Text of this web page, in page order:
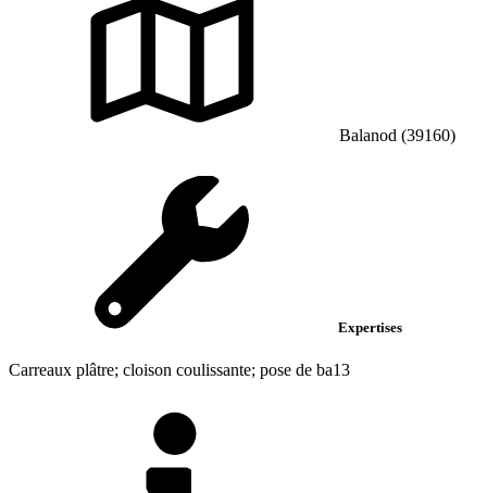
Balanod (39160)
Expertises
Carreaux plâtre; cloison coulissante; pose de ba13